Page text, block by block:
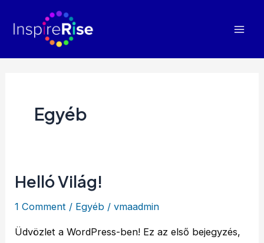
Egyéb
Helló Világ!
1 Comment / Egyéb /vmaadmin
Üdvözlet a WordPress-ben! Ez az első bejegyzés,
Helló